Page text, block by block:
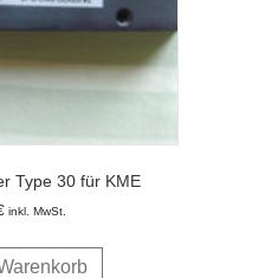
Type 30 für KME
inkl. MwSt.